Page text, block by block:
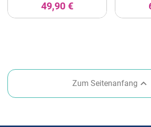
49,90 €
Zum Seitenanfang 